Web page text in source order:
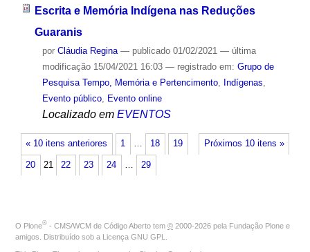
Escrita e Memória Indígena nas Reduções
Guaranis
por Cláudia Regina — publicado01/02/2021 — última
modificação15/04/2021 16:03 — registrado em: Grupo de
Pesquisa Tempo, Memória e Pertencimento, Indígenas,
Evento público, Evento online
Localizado em EVENTOS
« 10 itens anteriores Próximos 10 itens »
1 … 18 19
20 21 22 23 24 … 29
O Plone® - CMS/WCM de Código Aberto tem © 2000-2026 pela Fundação Plone e
amigos. Distribuído sob a Licença GNU GPL